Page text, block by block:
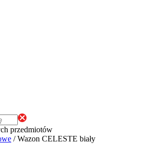
przedmiotów
/Wazon CELESTE biały